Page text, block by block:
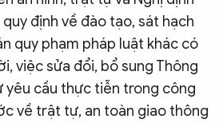
Podcast
Ảnh
Văn nghệ Công an
định về đào tạo, sát hạch
quy phạm pháp luật khác có
việc sửa đổi, bổ sung Thông
yêu cầu thực tiễn trong công
về trật tự, an toàn giao thông